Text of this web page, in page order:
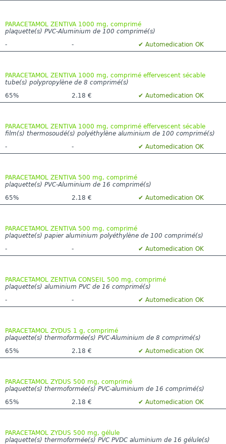
PARACETAMOL ZENTIVA 1000 mg, comprimé
plaquette(s) PVC-Aluminium de 100 comprimé(s)
-
- ✔ Automedication OK
PARACETAMOL ZENTIVA 1000 mg, comprimé effervescent sécable
tube(s) polypropylène de 8 comprimé(s)
65%
2.18 € ✔ Automedication OK
PARACETAMOL ZENTIVA 1000 mg, comprimé effervescent sécable
film(s) thermosoudé(s) polyéthylène aluminium de 100 comprimé(s)
-
- ✔ Automedication OK
PARACETAMOL ZENTIVA 500 mg, comprimé
plaquette(s) PVC-Aluminium de 16 comprimé(s)
65%
2.18 € ✔ Automedication OK
PARACETAMOL ZENTIVA 500 mg, comprimé
plaquette(s) papier aluminium polyéthylène de 100 comprimé(s)
-
- ✔ Automedication OK
PARACETAMOL ZENTIVA CONSEIL 500 mg, comprimé
plaquette(s) aluminium PVC de 16 comprimé(s)
-
- ✔ Automedication OK
PARACETAMOL ZYDUS 1 g, comprimé
plaquette(s) thermoformée(s) PVC-Aluminium de 8 comprimé(s)
65%
2.18 € ✔ Automedication OK
PARACETAMOL ZYDUS 500 mg, comprimé
plaquette(s) thermoformée(s) PVC-aluminium de 16 comprimé(s)
65%
2.18 € ✔ Automedication OK
PARACETAMOL ZYDUS 500 mg, gélule
plaquette(s) thermoformée(s) PVC PVDC aluminium de 16 gélule(s)